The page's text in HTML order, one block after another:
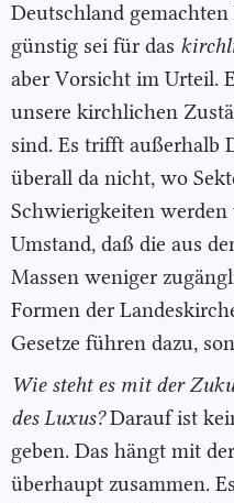
Deutschland
günstig sei für das
aber Vorsicht im Urteil.
unsere kirchlichen
sind. Es trifft außerhalb
überall da nicht, wo
Schwierigkeiten
Umstand, daß die aus
Massen weniger
Formen der
Gesetze führen dazu,
Wie steht es mit der
des Luxus?Darauf ist
geben. Das hängt mit
überhaupt zusammen.